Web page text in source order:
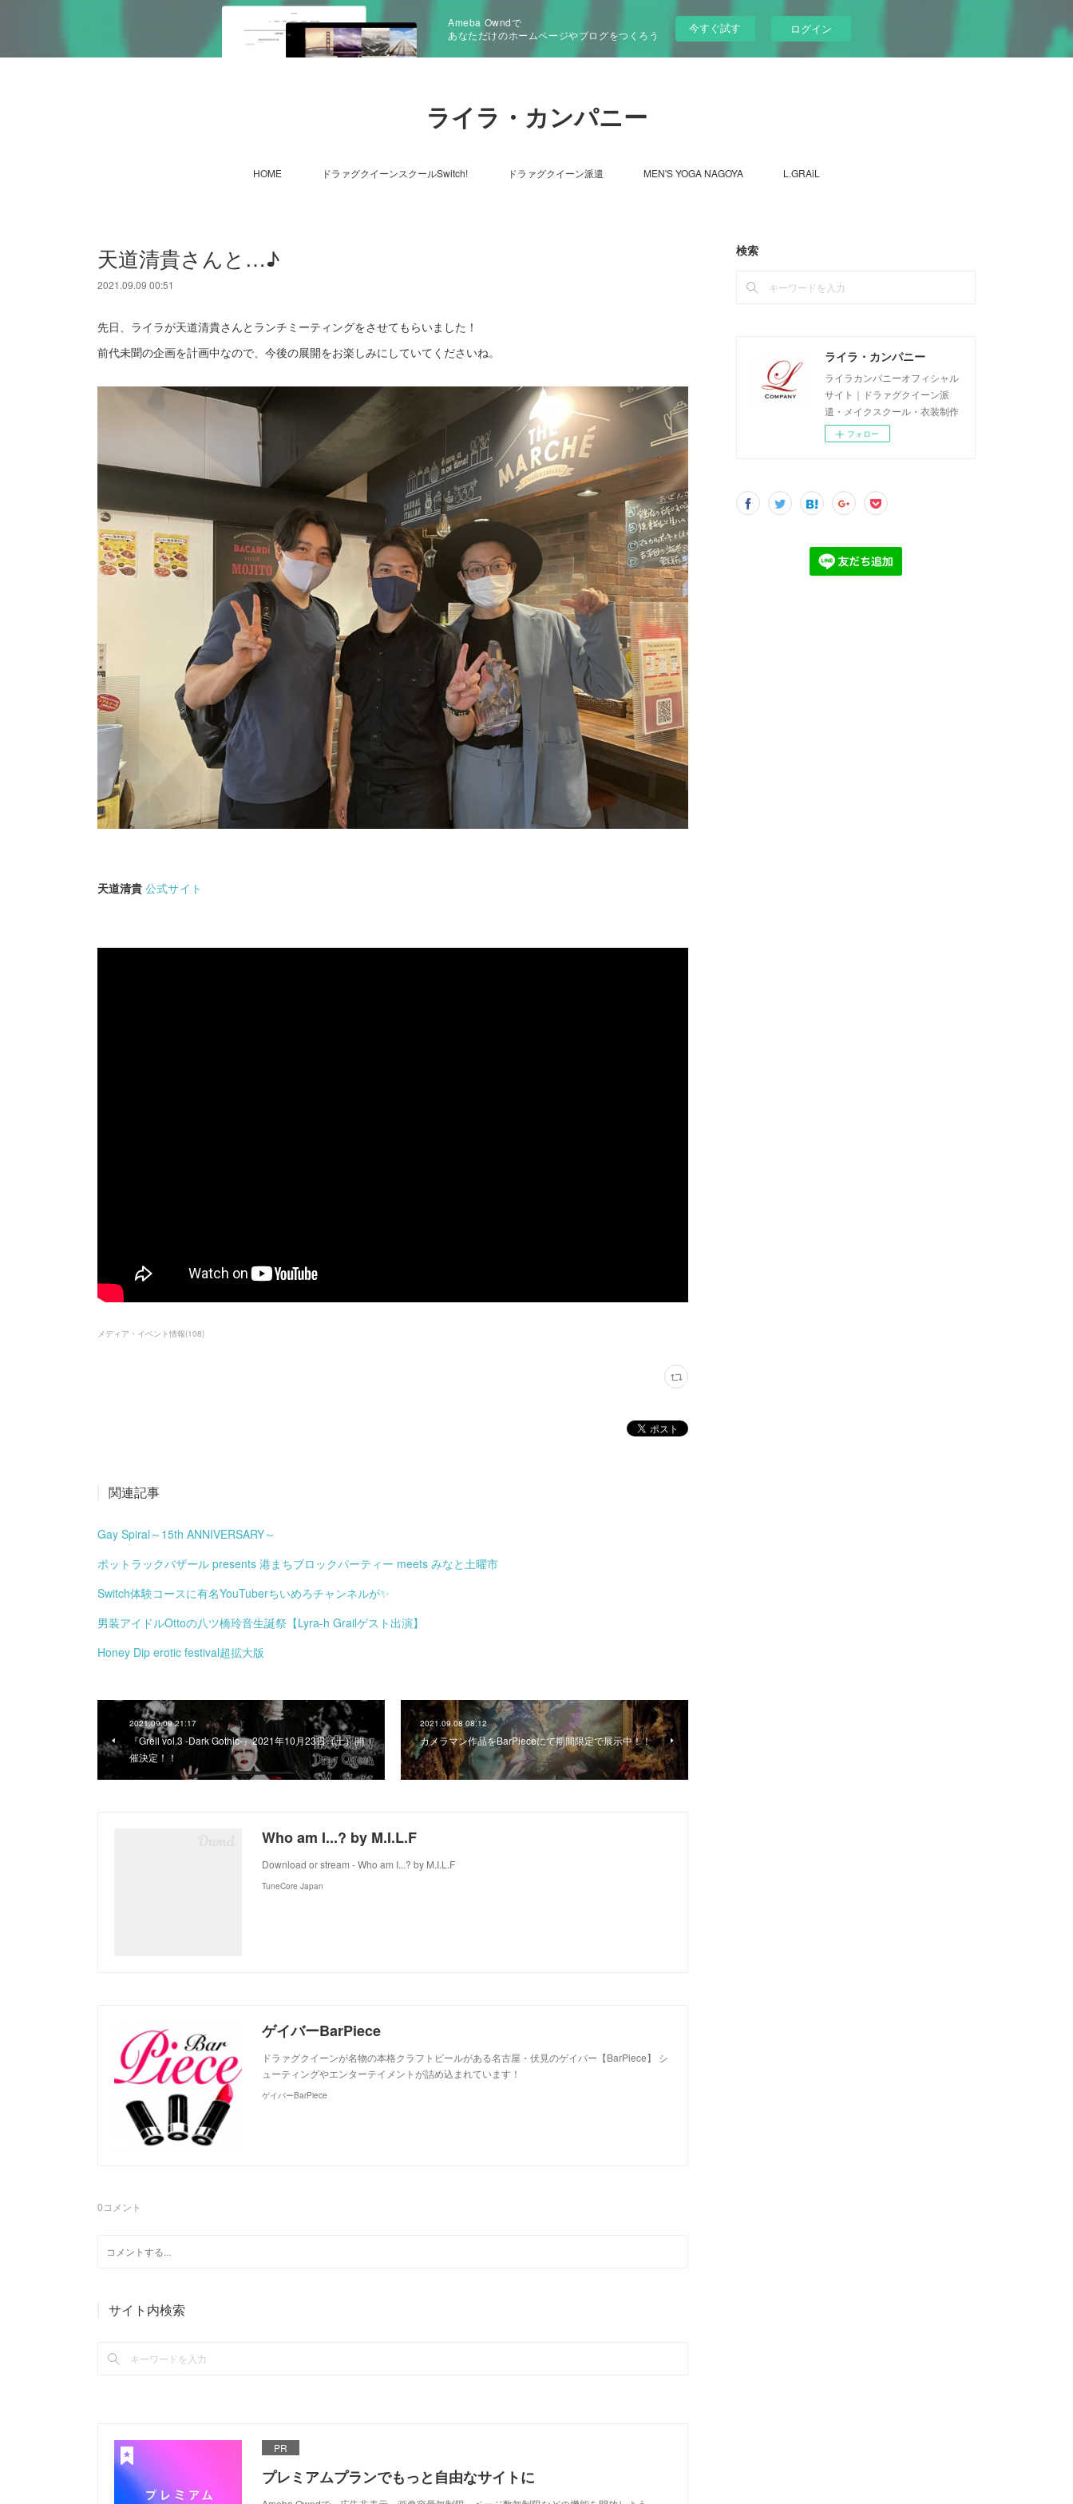
Ameba Owndで
あなただけのホームページやブログをつくろう
今すぐ試す ログイン
ライラ・カンパニー
HOME ドラァグクイーンスクールSwitch! ドラァグクイーン派遣 MEN'S YOGA NAGOYA L.GRAiL
天道清貴さんと…♪
2021.09.09 00:51
先日、ライラが天道清貴さんとランチミーティングをさせてもらいました！
前代未聞の企画を計画中なので、今後の展開をお楽しみにしていてくださいね。
天道清貴 公式サイト
メディア・イベント情報(108)
関連記事
Gay Spiral～15th ANNIVERSARY～
ポットラックバザール presents 港まちブロックパーティー meets みなと土曜市
Switch体験コースに有名YouTuberちいめろチャンネルが✨
男装アイドルOttoの八ツ橋玲音生誕祭【Lyra-h Grailゲスト出演】
Honey Dip erotic festival超拡大版
2021.09.09 21:17
『Grell vol.3 -Dark Gothic-』2021年10月23日（土）開
催決定！！
2021.09.08 08:12
カメラマン作品をBarPieceにて期間限定で展示中！！
Who am I...? by M.I.L.F
Download or stream - Who am I...? by M.I.L.F
TuneCore Japan
ゲイバーBarPiece
ドラァグクイーンが名物の本格クラフトビールがある名古屋・伏見のゲイバー【BarPiece】 シ
ューティングやエンターテイメントが詰め込まれています！
ゲイバーBarPiece
0コメント
サイト内検索
PR
プレミアムプランでもっと自由なサイトに
検索
ライラ・カンパニー
ライラカンパニーオフィシャル
サイト｜ドラァグクイーン派
遣・メイクスクール・衣装制作
フォロー